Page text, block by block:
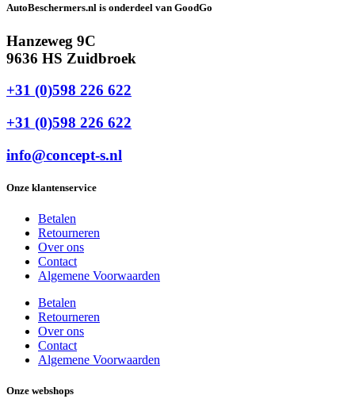
AutoBeschermers.nl is onderdeel van GoodGo
Hanzeweg 9C
9636 HS Zuidbroek
+31 (0)598 226 622
+31 (0)598 226 622
info@concept-s.nl
Onze klantenservice
Betalen
Retourneren
Over ons
Contact
Algemene Voorwaarden
Betalen
Retourneren
Over ons
Contact
Algemene Voorwaarden
Onze webshops